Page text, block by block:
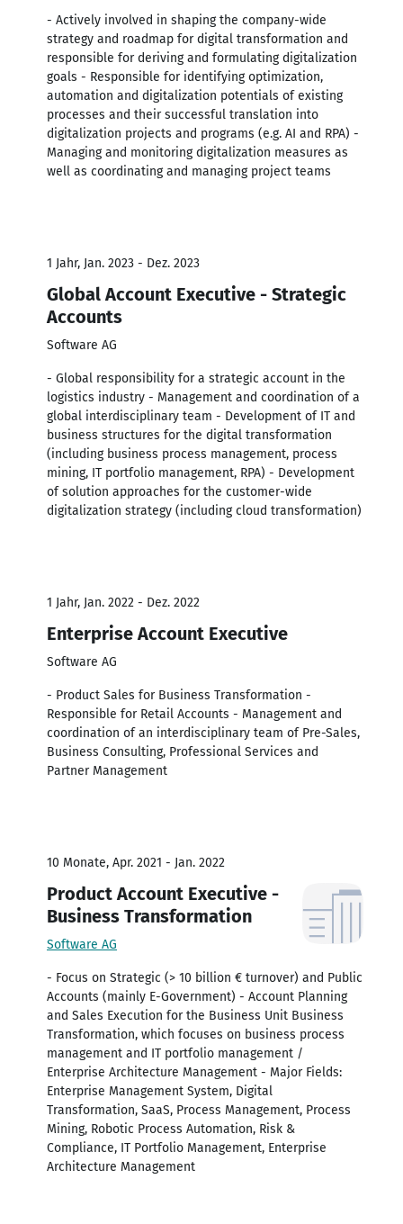
- Actively involved in shaping the company-wide
strategy and roadmap for digital transformation and
responsible for deriving and formulating digitalization
goals - Responsible for identifying optimization,
automation and digitalization potentials of existing
processes and their successful translation into
digitalization projects and programs (e.g. AI and RPA) -
Managing and monitoring digitalization measures as
well as coordinating and managing project teams
1 Jahr, Jan. 2023 - Dez. 2023
Global Account Executive - Strategic
Accounts
Software AG
- Global responsibility for a strategic account in the
logistics industry - Management and coordination of a
global interdisciplinary team - Development of IT and
business structures for the digital transformation
(including business process management, process
mining, IT portfolio management, RPA) - Development
of solution approaches for the customer-wide
digitalization strategy (including cloud transformation)
1 Jahr, Jan. 2022 - Dez. 2022
Enterprise Account Executive
Software AG
- Product Sales for Business Transformation -
Responsible for Retail Accounts - Management and
coordination of an interdisciplinary team of Pre-Sales,
Business Consulting, Professional Services and
Partner Management
10 Monate, Apr. 2021 - Jan. 2022
Product Account Executive -
Business Transformation
Software AG
- Focus on Strategic (> 10 billion € turnover) and Public
Accounts (mainly E-Government) - Account Planning
and Sales Execution for the Business Unit Business
Transformation, which focuses on business process
management and IT portfolio management /
Enterprise Architecture Management - Major Fields:
Enterprise Management System, Digital
Transformation, SaaS, Process Management, Process
Mining, Robotic Process Automation, Risk &
Compliance, IT Portfolio Management, Enterprise
Architecture Management